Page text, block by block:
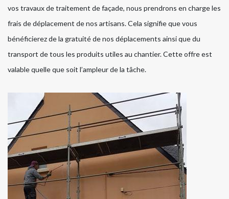
vos travaux de traitement de façade, nous prendrons en charge les
frais de déplacement de nos artisans. Cela signifie que vous
bénéficierez de la gratuité de nos déplacements ainsi que du
transport de tous les produits utiles au chantier. Cette offre est
valable quelle que soit l’ampleur de la tâche.